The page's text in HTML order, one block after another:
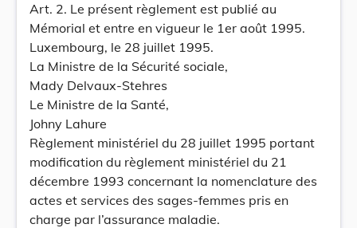
Art. 2. Le présent règlement est publié au
Mémorial et entre en vigueur le 1er août 1995.
Luxembourg, le 28 juillet 1995.
La Ministre de la Sécurité sociale,
Mady Delvaux-Stehres
Le Ministre de la Santé,
Johny Lahure
Règlement ministériel du 28 juillet 1995 portant
modification du règlement ministériel du 21
décembre 1993 concernant la nomenclature des
actes et services des sages-femmes pris en
charge par l’assurance maladie.